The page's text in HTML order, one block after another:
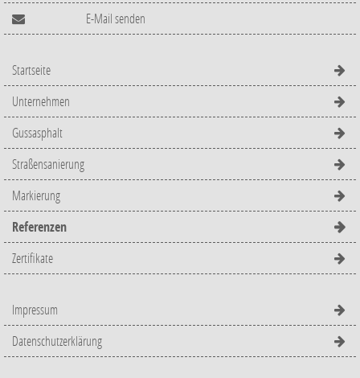
E-Mail senden
Startseite
Unternehmen
Gussasphalt
Straßensanierung
Markierung
Referenzen
Zertifikate
Impressum
Datenschutzerklärung